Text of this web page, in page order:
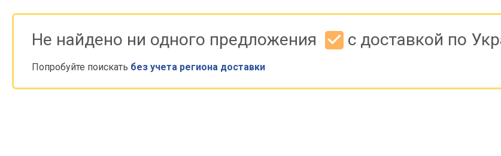
Не найдено ни одного предложения с доставкой по
Попробуйте поискать без учета региона доставки